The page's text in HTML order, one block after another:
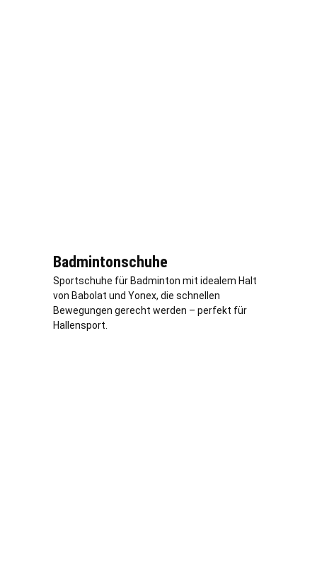
Badmintonschuhe
Sportschuhe für Badminton mit idealem Halt
von Babolat und Yonex, die schnellen
Bewegungen gerecht werden – perfekt für
Hallensport.